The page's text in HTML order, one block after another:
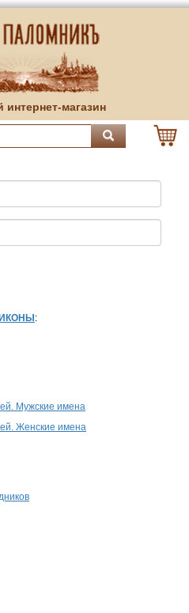
магазин
ИКОНЫ :
Мужские имена
Женские имена